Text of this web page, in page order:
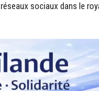
réseaux sociaux dans le